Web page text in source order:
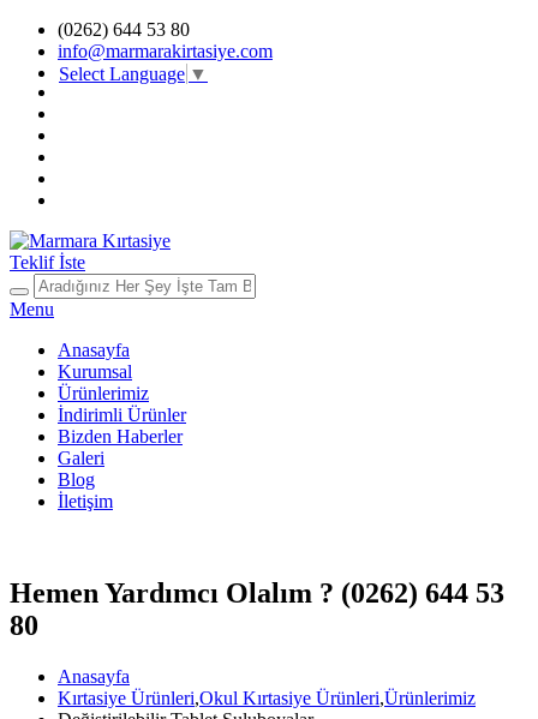
(0262) 644 53 80
info@marmarakirtasiye.com
Select Language ▼
Teklif İste
Menu
Anasayfa
Kurumsal
Ürünlerimiz
İndirimli Ürünler
Bizden Haberler
Galeri
Blog
İletişim
Hemen Yardımcı Olalım ? (0262) 644 53
80
Anasayfa
Kırtasiye Ürünleri,Okul Kırtasiye Ürünleri,Ürünlerimiz